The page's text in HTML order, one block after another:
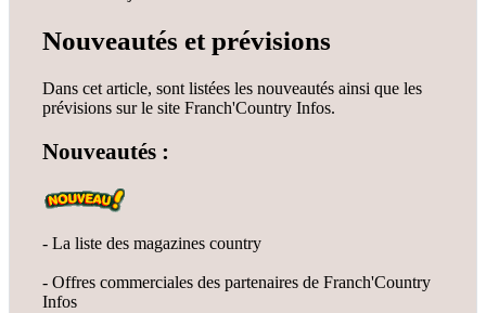
Nouveautés et prévisions
Dans cet article, sont listées les nouveautés ainsi que les
prévisions sur le site Franch'Country Infos.
Nouveautés :
- La liste des magazines country
- Offres commerciales des partenaires de Franch'Country
Infos